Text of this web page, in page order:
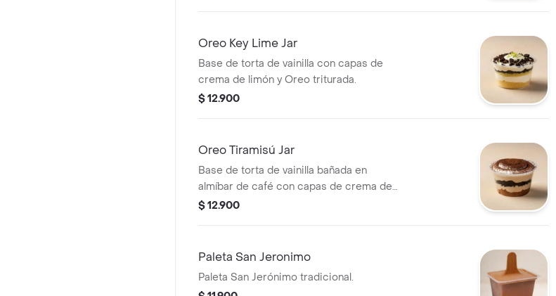
Oreo Key Lime Jar
Base de torta de vainilla con capas de
crema de limón y Oreo triturada.
$ 12.900
Oreo Tiramisú Jar
Base de torta de vainilla bañada en
almíbar de café con capas de crema de
tiramisú y Oreo.
$ 12.900
Paleta San Jeronimo
Paleta San Jerónimo tradicional.